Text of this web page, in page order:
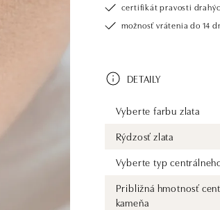
certifikát pravosti
možnosť vrátenia do 14
DETAILY
Vyberte farbu zlata
Rýdzosť zlata
Vyberte typ
Približná hmotnosť
kameňa